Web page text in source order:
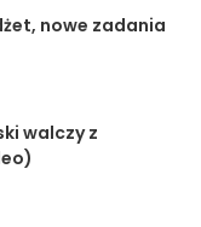
nowe zadania
walczy z